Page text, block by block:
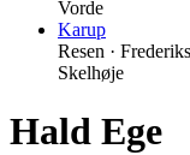
Vorde
Karup
Resen ·
Skelhøje
Hald Ege